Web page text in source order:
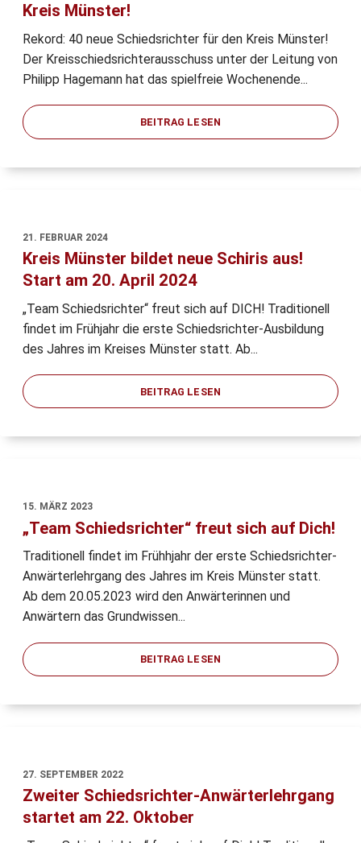
Kreis Münster!
Rekord: 40 neue Schiedsrichter für den Kreis Münster!
Der Kreisschiedsrichterausschuss unter der Leitung von
Philipp Hagemann hat das spielfreie Wochenende...
BEITRAG LESEN
21. FEBRUAR 2024
Kreis Münster bildet neue Schiris aus!
Start am 20. April 2024
„Team Schiedsrichter“ freut sich auf DICH! Traditionell
findet im Frühjahr die erste Schiedsrichter-Ausbildung
des Jahres im Kreises Münster statt. Ab...
BEITRAG LESEN
15. MÄRZ 2023
„Team Schiedsrichter“ freut sich auf Dich!
Traditionell findet im Frühhjahr der erste Schiedsrichter-
Anwärterlehrgang des Jahres im Kreis Münster statt.
Ab dem 20.05.2023 wird den Anwärterinnen und
Anwärtern das Grundwissen...
BEITRAG LESEN
27. SEPTEMBER 2022
Zweiter Schiedsrichter-Anwärterlehrgang
startet am 22. Oktober